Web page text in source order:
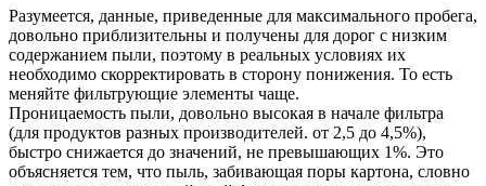
Разумеется, данные, приведенные для максимального пробега,
довольно приблизительны и получены для дорог с низким
содержанием пыли, поэтому в реальных условиях их
необходимо скорректировать в сторону понижения. То есть
меняйте фильтрующие элементы чаще.
Проницаемость пыли, довольно высокая в начале фильтра
(для продуктов разных производителей. от 2,5 до 4,5%),
быстро снижается до значений, не превышающих 1%. Это
объясняется тем, что пыль, забивающая поры картона, словно